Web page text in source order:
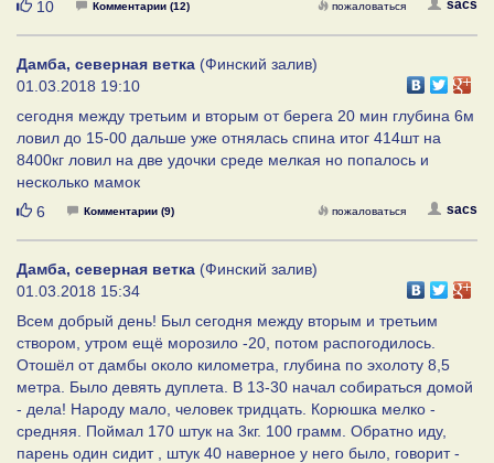
Нравится
10 Комментарии (12) sacs
пожаловаться
Дамба, северная ветка (Финский залив)
01.03.2018 19:10
сегодня между третьим и вторым от берега 20 мин глубина 6м
ловил до 15-00 дальше уже отнялась спина итог 414шт на
8400кг ловил на две удочки среде мелкая но попалось и
несколько мамок
Нравится
6 Комментарии (9) sacs
пожаловаться
Дамба, северная ветка (Финский залив)
01.03.2018 15:34
Всем добрый день! Был сегодня между вторым и третьим
створом, утром ещё морозило -20, потом распогодилось.
Отошёл от дамбы около километра, глубина по эхолоту 8,5
метра. Было девять дуплета. В 13-30 начал собираться домой
- дела! Народу мало, человек тридцать. Корюшка мелко -
средняя. Поймал 170 штук на 3кг. 100 грамм. Обратно иду,
парень один сидит , штук 40 наверное у него было, говорит -